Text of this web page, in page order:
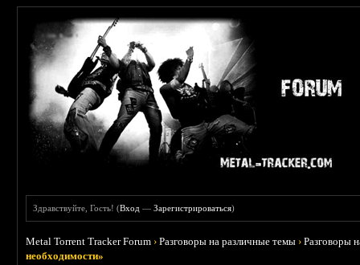
Здравствуйте, Гость! (Вход —Зарегистрироваться)
Metal Torrent Tracker Forum ›Разговоры на различные темы ›Разговоры
необходимости»